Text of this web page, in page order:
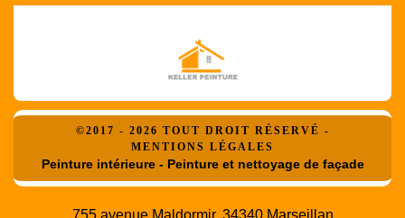
©2017 - 2026 TOUT DROIT RÉSERVÉ -
MENTIONS LÉGALES
Peinture intérieure - Peinture et nettoyage de façade